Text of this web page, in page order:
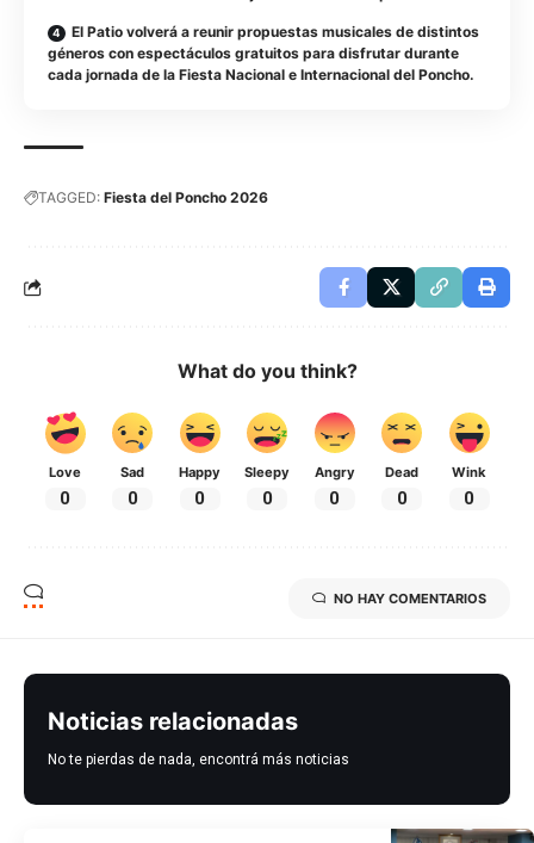
El Patio volverá a reunir propuestas musicales de distintos
géneros con espectáculos gratuitos para disfrutar durante
cada jornada de la Fiesta Nacional e Internacional del Poncho.
TAGGED: Fiesta del Poncho 2026
What do you think?
Love
0
Sad
0
Happy
0
Sleepy
0
Angry
0
Dead
0
Wink
0
NO HAY COMENTARIOS
Noticias relacionadas
No te pierdas de nada, encontrá más noticias